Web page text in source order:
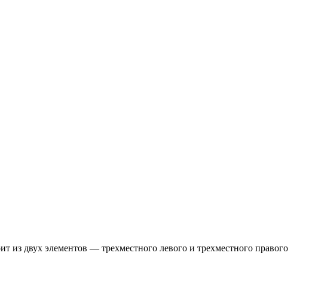
двух элементов — трехместного левого и трехместного правого